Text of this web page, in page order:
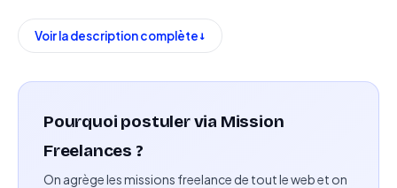
Développer et structurer des présentations et
tableaux via Microsoft PowerPoint et Excel.
Garantir la qualité, la clarté et la cohérence des
Collaborer avec les équipes pour identifier les
besoins en supports marketing et collecter les
Voir la description complète
Pourquoi postuler via Mission
Freelances ?
On agrège les missions freelance de tout le web et on